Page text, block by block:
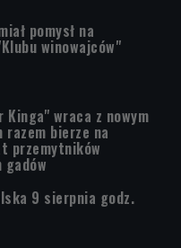
pomysł na
winowajców"
Kinga" wraca z nowym
razem bierze na
przemytników
9 sierpnia godz.